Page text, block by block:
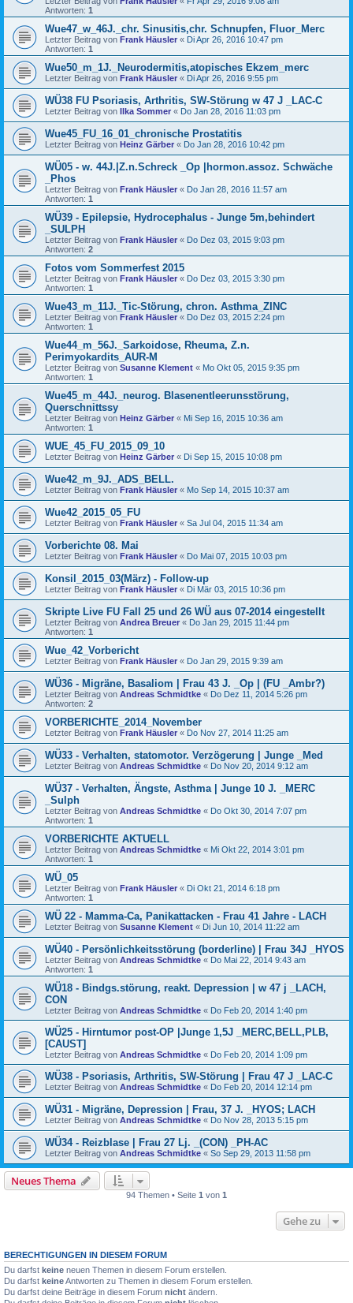
Antworten: 1
Wue47_w_46J._chr. Sinusitis,chr. Schnupfen, Fluor_Merc
Letzter Beitrag von Frank Häusler « Di Apr 26, 2016 10:47 pm
Antworten: 1
Wue50_m_1J._Neurodermitis,atopisches Ekzem_merc
Letzter Beitrag von Frank Häusler « Di Apr 26, 2016 9:55 pm
WÜ38 FU Psoriasis, Arthritis, SW-Störung w 47 J _LAC-C
Letzter Beitrag von Ilka Sommer « Do Jan 28, 2016 11:03 pm
Wue45_FU_16_01_chronische Prostatitis
Letzter Beitrag von Heinz Gärber « Do Jan 28, 2016 10:42 pm
WÜ05 - w. 44J.|Z.n.Schreck _Op |hormon.assoz. Schwäche
_Phos
Letzter Beitrag von Frank Häusler « Do Jan 28, 2016 11:57 am
Antworten: 1
WÜ39 - Epilepsie, Hydrocephalus - Junge 5m,behindert
_SULPH
Letzter Beitrag von Frank Häusler « Do Dez 03, 2015 9:03 pm
Antworten: 2
Fotos vom Sommerfest 2015
Letzter Beitrag von Frank Häusler « Do Dez 03, 2015 3:30 pm
Antworten: 1
Wue43_m_11J._Tic-Störung, chron. Asthma_ZINC
Letzter Beitrag von Frank Häusler « Do Dez 03, 2015 2:24 pm
Antworten: 1
Wue44_m_56J._Sarkoidose, Rheuma, Z.n.
Perimyokardits_AUR-M
Letzter Beitrag von Susanne Klement « Mo Okt 05, 2015 9:35 pm
Antworten: 1
Wue45_m_44J._neurog. Blasenentleerunsstörung,
Querschnittssy
Letzter Beitrag von Heinz Gärber « Mi Sep 16, 2015 10:36 am
Antworten: 1
WUE_45_FU_2015_09_10
Letzter Beitrag von Heinz Gärber « Di Sep 15, 2015 10:08 pm
Wue42_m_9J._ADS_BELL.
Letzter Beitrag von Frank Häusler « Mo Sep 14, 2015 10:37 am
Wue42_2015_05_FU
Letzter Beitrag von Frank Häusler « Sa Jul 04, 2015 11:34 am
Vorberichte 08. Mai
Letzter Beitrag von Frank Häusler « Do Mai 07, 2015 10:03 pm
Konsil_2015_03(März) - Follow-up
Letzter Beitrag von Frank Häusler « Di Mär 03, 2015 10:36 pm
Skripte Live FU Fall 25 und 26 WÜ aus 07-2014 eingestellt
Letzter Beitrag von Andrea Breuer « Do Jan 29, 2015 11:44 pm
Antworten: 1
Wue_42_Vorbericht
Letzter Beitrag von Frank Häusler « Do Jan 29, 2015 9:39 am
WÜ36 - Migräne, Basaliom | Frau 43 J. _Op | (FU _Ambr?)
Letzter Beitrag von Andreas Schmidtke « Do Dez 11, 2014 5:26 pm
Antworten: 2
VORBERICHTE_2014_November
Letzter Beitrag von Frank Häusler « Do Nov 27, 2014 11:25 am
WÜ33 - Verhalten, statomotor. Verzögerung | Junge _Med
Letzter Beitrag von Andreas Schmidtke « Do Nov 20, 2014 9:12 am
WÜ37 - Verhalten, Ängste, Asthma | Junge 10 J. _MERC
_Sulph
Letzter Beitrag von Andreas Schmidtke « Do Okt 30, 2014 7:07 pm
Antworten: 1
VORBERICHTE AKTUELL
Letzter Beitrag von Andreas Schmidtke « Mi Okt 22, 2014 3:01 pm
Antworten: 1
WÜ_05
Letzter Beitrag von Frank Häusler « Di Okt 21, 2014 6:18 pm
Antworten: 1
WÜ 22 - Mamma-Ca, Panikattacken - Frau 41 Jahre - LACH
Letzter Beitrag von Susanne Klement « Di Jun 10, 2014 11:22 am
WÜ40 - Persönlichkeitsstörung (borderline) | Frau 34J _HYOS
Letzter Beitrag von Andreas Schmidtke « Do Mai 22, 2014 9:43 am
Antworten: 1
WÜ18 - Bindgs.störung, reakt. Depression | w 47 j _LACH,
CON
Letzter Beitrag von Andreas Schmidtke « Do Feb 20, 2014 1:40 pm
WÜ25 - Hirntumor post-OP |Junge 1,5J _MERC,BELL,PLB,
[CAUST]
Letzter Beitrag von Andreas Schmidtke « Do Feb 20, 2014 1:09 pm
WÜ38 - Psoriasis, Arthritis, SW-Störung | Frau 47 J _LAC-C
Letzter Beitrag von Andreas Schmidtke « Do Feb 20, 2014 12:14 pm
WÜ31 - Migräne, Depression | Frau, 37 J. _HYOS; LACH
Letzter Beitrag von Andreas Schmidtke « Do Nov 28, 2013 5:15 pm
WÜ34 - Reizblase | Frau 27 Lj. _(CON) _PH-AC
Letzter Beitrag von Andreas Schmidtke « So Sep 29, 2013 11:58 pm
Neues Thema
94 Themen • Seite 1 von 1
Gehe zu
BERECHTIGUNGEN IN DIESEM FORUM
Du darfst keine neuen Themen in diesem Forum erstellen.
Du darfst keineAntworten zu Themen in diesem Forum erstellen.
Du darfst deine Beiträge in diesem Forum nicht ändern.